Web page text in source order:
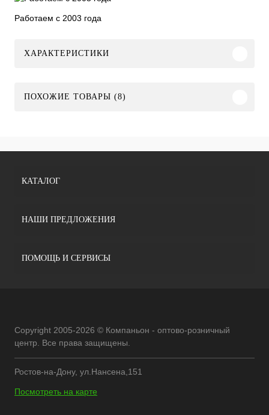
Работаем с 2003 года
ХАРАКТЕРИСТИКИ
ПОХОЖИЕ ТОВАРЫ (8)
КАТАЛОГ
НАШИ ПРЕДЛОЖЕНИЯ
ПОМОЩЬ И СЕРВИСЫ
Copyright 2005-2026 © Компаньон - оптово-розничный
центр. Все права защищены.
Ростов-на-Дону, ул.Нансена,151
Посмотреть на карте